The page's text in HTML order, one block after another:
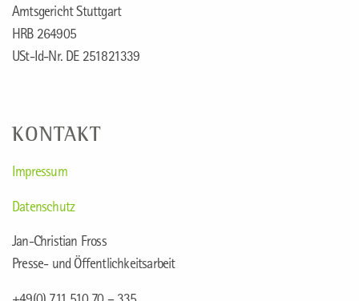
Amtsgericht Stuttgart
HRB 264905
USt-Id-Nr. DE 251821339
KONTAKT
Impressum
Datenschutz
Jan-Christian Fross
Presse- und Öffentlichkeitsarbeit